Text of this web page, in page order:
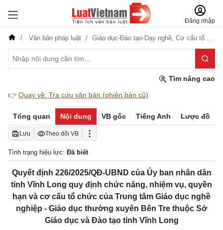
Đăng nhập
Văn bản pháp luật Giáo dục-Đào tạo-Dạy nghề, Cơ cấu tổ chức
Tìm nâng cao
👉 Quay về: Tra cứu văn bản (phiên bản cũ)
Tổng quan Nội dung VB gốc Tiếng Anh Lược đồ
Lưu Theo dõi VB
Tình trạng hiệu lực: Đã biết
Quyết định 226/2025/QĐ-UBND của Ủy ban nhân dân
tỉnh Vĩnh Long quy định chức năng, nhiệm vụ, quyền
hạn và cơ cấu tổ chức của Trung tâm Giáo dục nghề
nghiệp - Giáo dục thường xuyên Bến Tre thuộc Sở
Giáo dục và Đào tạo tỉnh Vĩnh Long